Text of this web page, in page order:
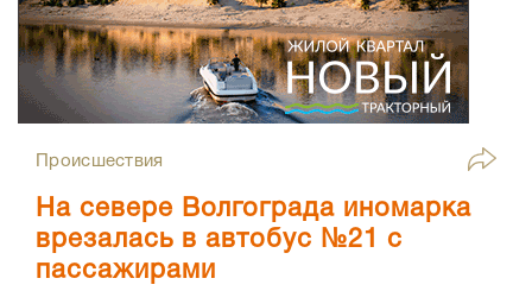
Происшествия
На севере Волгограда иномарка
врезалась в автобус №21 с
пассажирами